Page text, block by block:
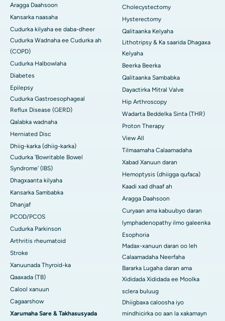
Aragga Daahsoon
Kansarka naasaha
Cudurka kilyaha ee daba-dheer
Cudurka Wadnaha ee Cudurka ah
(COPD)
Cudurka Halbowlaha
Diabetes
Epilepsy
Cudurka Gastroesophageal
Reflux Disease (GERD)
Qalabka wadnaha
Herniated Disc
Dhiig-karka (dhiig-karka)
Cudurka 'Bowritable Bowel
Syndrome' (IBS)
Dhagxaanta kilyaha
Kansarka Sambabka
Dhanjaf
PCOD/PCOS
Cudurka Parkinson
Arthritis rheumatoid
Stroke
Xanuunada Thyroid-ka
Qaaxada (TB)
Calool xanuun
Cagaarshow
Xarumaha Sare & Takhasusyada
Cholecystectomy
Hysterectomy
Qalitaanka Kelyaha
Lithotripsy & Ka saarida Dhagaxa
Kelyaha
Beerka Beerka
Qalitaanka Sambabka
Dayactirka Mitral Valve
Hip Arthroscopy
Wadarta Beddelka Sinta (THR)
Proton Therapy
View All
Tilmaamaha Calaamadaha
Xabad Xanuun daran
Hemoptysis (dhiigga qufaca)
Kaadi xad dhaaf ah
Aragga Daahsoon
Curyaan ama kabuubyo daran
lymphadenopathy ilmo galeenka
Esophoria
Madax-xanuun daran oo leh
Calaamadaha Neerfaha
Bararka Lugaha daran ama
Xididada Xididada ee Moolka
sclera buluug
Dhiigbaxa caloosha iyo
mindhicirka oo aan la xakamayn